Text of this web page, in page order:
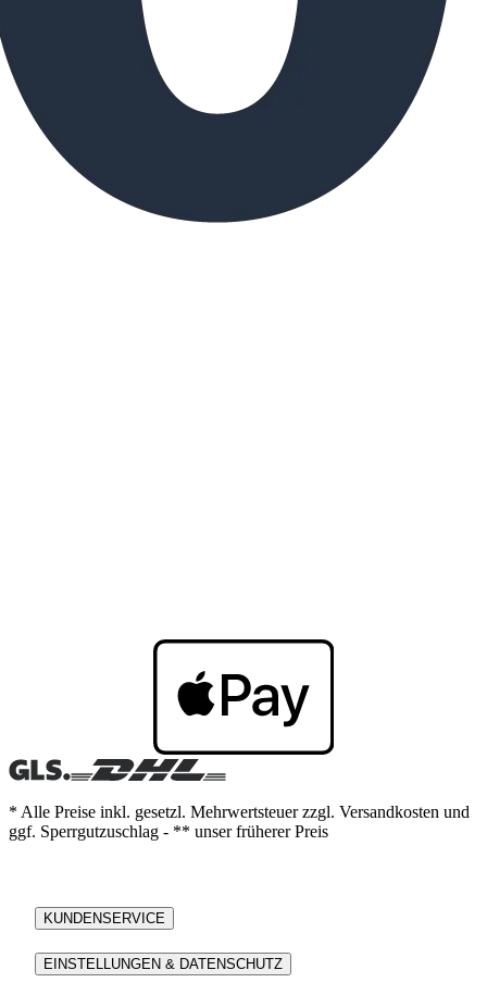
* Alle Preise inkl. gesetzl. Mehrwertsteuer zzgl. Versandkosten und
ggf. Sperrgutzuschlag - ** unser früherer Preis
KUNDENSERVICE
EINSTELLUNGEN & DATENSCHUTZ